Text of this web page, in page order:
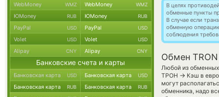
В целях
обменные пункты
В случае если
обменную
соблюдения
Обмен TRON
Любой из обменных
ТРОН → Кэш в
могут
обменника, надо
WebMoney WMZ WebMoney WMZ
ЮMoney RUB ЮMoney RUB
PayPal USD PayPal USD
Volet USD Volet USD
Alipay CNY Alipay CNY
Банковские счета и карты
Банковская карта USD Банковская карта USD
Банковская карта RUB Банковская карта RUB